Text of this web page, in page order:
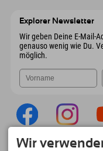
Explorer Newsletter
Wir geben Deine E-Mail-
genauso wenig wie Du.
möglich.
Wir